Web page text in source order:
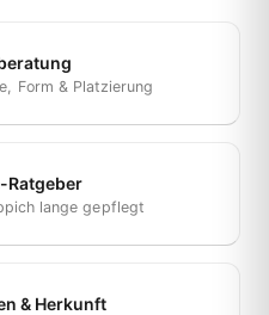
Form & Platzierung
Ratgeber
lange gepflegt
& Herkunft